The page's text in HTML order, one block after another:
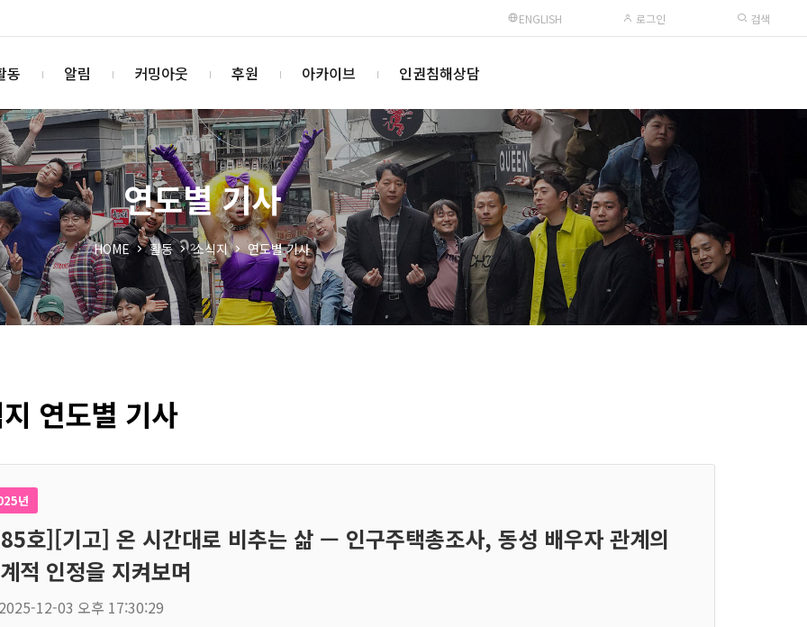
ENGLISH 로그인 검색
동 알림 커밍아웃 후원 아카이브 인권침해상담
연도별 기사
HOME 활동 소식지 연도별 기사
연도별 기사
년
호][기고] 온 시간대로 비추는 삶 — 인구주택총조사, 동성 배우자 관계의
적 인정을 지켜보며
12-03 오후 17:30:29